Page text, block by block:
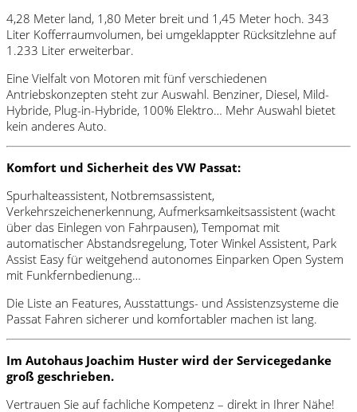
4,28 Meter land, 1,80 Meter breit und 1,45 Meter hoch. 343
Liter Kofferraumvolumen, bei umgeklappter Rücksitzlehne auf
1.233 Liter erweiterbar.
Eine Vielfalt von Motoren mit fünf verschiedenen
Antriebskonzepten steht zur Auswahl. Benziner, Diesel, Mild-
Hybride, Plug-in-Hybride, 100% Elektro… Mehr Auswahl bietet
kein anderes Auto.
Komfort und Sicherheit des VW Passat:
Spurhalteassistent, Notbremsassistent,
Verkehrszeichenerkennung, Aufmerksamkeitsassistent (wacht
über das Einlegen von Fahrpausen), Tempomat mit
automatischer Abstandsregelung, Toter Winkel Assistent, Park
Assist Easy für weitgehend autonomes Einparken Open System
mit Funkfernbedienung…
Die Liste an Features, Ausstattungs- und Assistenzsysteme die
Passat Fahren sicherer und komfortabler machen ist lang.
Im Autohaus Joachim Huster wird der Servicegedanke
groß geschrieben.
Vertrauen Sie auf fachliche Kompetenz – direkt in Ihrer Nähe!